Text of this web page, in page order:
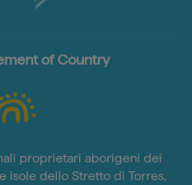
of Country
proprietari aborigeni dei
isole dello Stretto di Torres,